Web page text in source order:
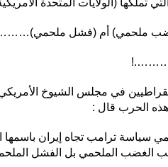
تملكها (الولايات المتحدة
ملحمي) أم (فشل
في مجلس الشيوخ
هذه الحرب قال :
سياسة ترامب تجاه إيران
الغضب الملحمي بل الفشل